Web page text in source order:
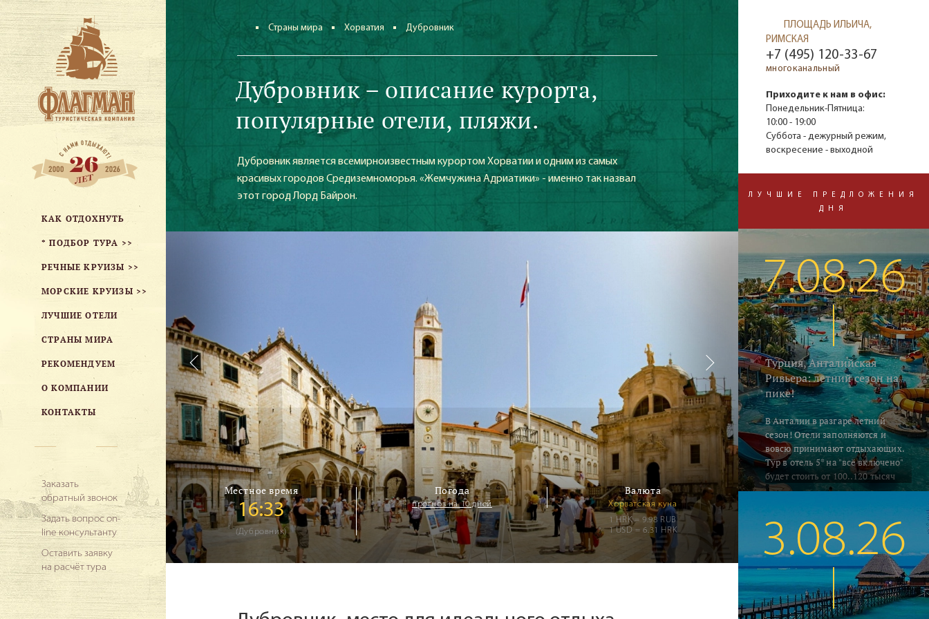
КАК ОТДОХНУТЬ
* ПОДБОР ТУРА >>
РЕЧНЫЕ КРУИЗЫ >>
МОРСКИЕ КРУИЗЫ >>
ЛУЧШИЕ ОТЕЛИ
СТРАНЫ МИРА
РЕКОМЕНДУЕМ
О КОМПАНИИ
КОНТАКТЫ
Заказать
обратный звонок
Задать вопрос on-
line консультанту
Оставить заявку
на расчёт тура
Страны мира Хорватия Дубровник
Дубровник – описание курорта,
популярные отели, пляжи.
Дубровник является всемирноизвестным курортом Хорватии и одним из самых
красивых городов Средиземноморья. «Жемчужина Адриатики» - именно так назвал
этот город Лорд Байрон.
Местное время
16:33
(Дубровник)
Погода
прогноз на 10 дней
Валюта
Хорватская куна
1 HRK = 9.98 RUB
1 USD = 6.31 HRK
ПЛОЩАДЬ ИЛЬИЧА,
РИМСКАЯ
+7 (495) 120-33-67
многоканальный
Приходите к нам в офис:
Понедельник-Пятница:
10:00 - 19:00
Суббота - дежурный режим,
воскресение - выходной
ЛУЧШИЕ ПРЕДЛОЖЕНИЯ
ДНЯ
7.08.26
Турция, Анталийская
Ривьера: летний сезон на
пике!
В Анталии в разгаре летний
сезон! Отели заполняются и
вовсю принимают отдыхающих.
Тур в отель 5* на "всё включено"
будет стоить от 100..120 тысяч
руб. на человека за неделю,
Погода летняя - воздух в это
время прогревается до 33..35°C, а
водичка в южных регионах
Алании и Сиде 26..28°C. В Кемере
на градус прохладнее... Поехали
на отдых!
3.08.26